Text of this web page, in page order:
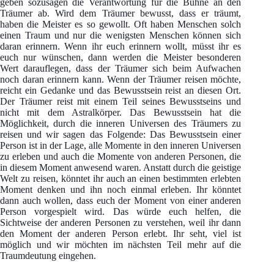
geben sozusagen die Verantwortung für die Bühne an den
Träumer ab. Wird dem Träumer bewusst, dass er träumt,
haben die Meister es so gewollt. Oft haben Menschen solch
einen Traum und nur die wenigsten Menschen können sich
daran erinnern. Wenn ihr euch erinnern wollt, müsst ihr es
euch nur wünschen, dann werden die Meister besonderen
Wert darauflegen, dass der Träumer sich beim Aufwachen
noch daran erinnern kann. Wenn der Träumer reisen möchte,
reicht ein Gedanke und das Bewusstsein reist an diesen Ort.
Der Träumer reist mit einem Teil seines Bewusstseins und
nicht mit dem Astralkörper. Das Bewusstsein hat die
Möglichkeit, durch die inneren Universen des Träumers zu
reisen und wir sagen das Folgende: Das Bewusstsein einer
Person ist in der Lage, alle Momente in den inneren Universen
zu erleben und auch die Momente von anderen Personen, die
in diesem Moment anwesend waren. Anstatt durch die geistige
Welt zu reisen, könntet ihr auch an einen bestimmten erlebten
Moment denken und ihn noch einmal erleben. Ihr könntet
dann auch wollen, dass euch der Moment von einer anderen
Person vorgespielt wird. Das würde euch helfen, die
Sichtweise der anderen Personen zu verstehen, weil ihr dann
den Moment der anderen Person erlebt. Ihr seht, viel ist
möglich und wir möchten im nächsten Teil mehr auf die
Traumdeutung eingehen.